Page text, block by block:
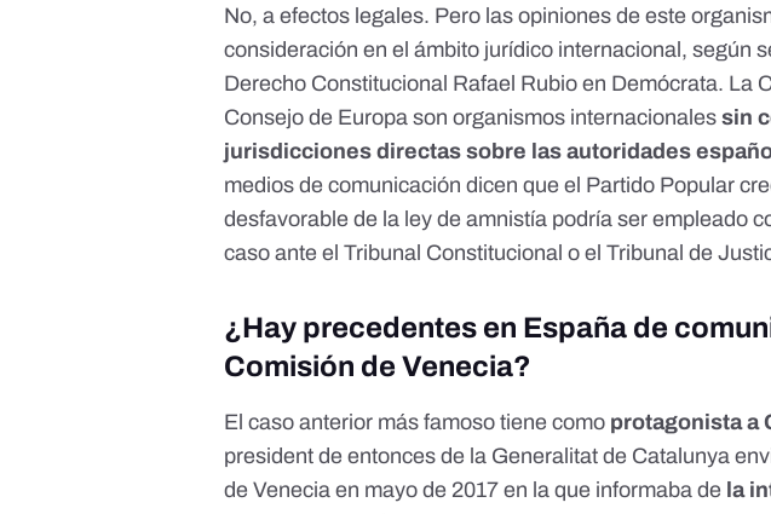
No, a efectos legales. Pero las opiniones de este
consideración en el ámbito jurídico internacional, según
Derecho Constitucional Rafael Rubio en Demócrata. La
Consejo de Europa son organismos internacionalessin
jurisdicciones directas sobre las autoridades
medios de comunicación dicen queel Partido Popular
desfavorable de la ley de amnistía podría ser empleado
caso ante el Tribunal Constitucional o el Tribunal de
¿Hay precedentes en España de
Comisión de Venecia?
El caso anterior más famoso tiene como protagonista a
president de entonces de la Generalitat de Catalunya
de Venecia en mayo de 2017 en la que informaba de la